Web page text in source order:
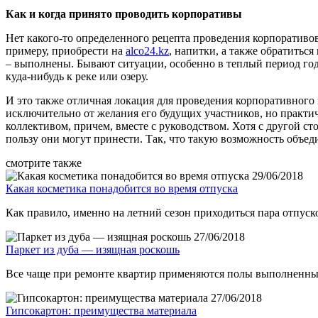
Как и когда принято проводить корпоративы
Нет какого-то определенного рецепта проведения
примеру, приобрести на alco24.kz, напитки, а также
– выполнены. Бывают ситуации, особенно в теплый период
куда-нибудь к реке или озеру.
И это также отличная локация для проведения
исключительно от желания его будущих участников, но
коллективом, причем, вместе с руководством. Хотя с другой
пользу они могут принести. Так, что такую возможность
смотрите также
29/06/2018
Какая косметика понадобится во время отпуска
Как правило, именно на летний сезон приходиться пара
27/06/2018
Паркет из дуба — изящная роскошь
Все чаще при ремонте квартир применяются полы
27/06/2018
Гипсокартон: преимущества материала